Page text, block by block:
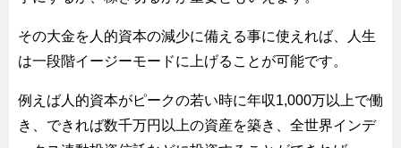
その大金を人的資本の減少に備える事に使えれば、人生
は一段階イージーモードに上げることが可能です。
例えば人的資本がピークの若い時に年収1,000万以上で働
き、できれば数千万円以上の資産を築き、全世界インデ